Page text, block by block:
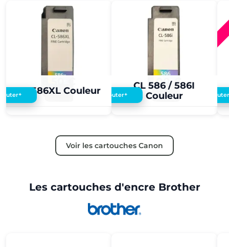
CL 586XL Couleur
+
CL 586 / 586I
Couleur
5,00 €
Ajouter+
Voir les cartouches Canon
Les cartouches d'encre Brother